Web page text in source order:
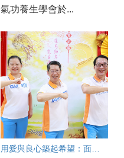
氣功養生學會於...
用愛與良心築起希望：面對教育現場的焦慮與AI浪潮，他們如何陪伴孩子成長？